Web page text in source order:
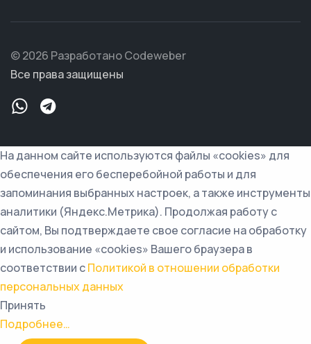
© 2026 Разработано Codeweber
Все права защищены
На данном сайте используются файлы «cookies» для
обеспечения его бесперебойной работы и для
запоминания выбранных настроек, а также инструменты
аналитики (Яндекс.Метрика). Продолжая работу с
сайтом, Вы подтверждаете свое согласие на обработку
и использование «cookies» Вашего браузера в
соответствии сПолитикой в отношении обработки
персональных данных
Принять
Подробнее…